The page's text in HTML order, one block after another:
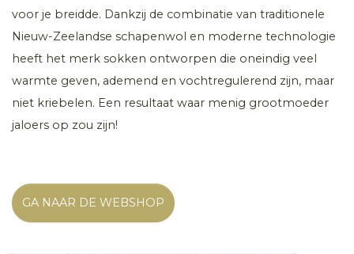
voor je breidde. Dankzij de combinatie van traditionele
Nieuw-Zeelandse schapenwol en moderne technologie
heeft het merk sokken ontworpen die oneindig veel
warmte geven, ademend en vochtregulerend zijn, maar
niet kriebelen. Een resultaat waar menig grootmoeder
jaloers op zou zijn!
GA NAAR DE WEBSHOP